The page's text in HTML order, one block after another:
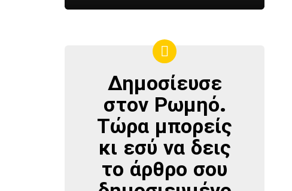
ΔΗΜΟΣΊΕΥΣΕ
ΣΤΟΝ
ΡΩΜΗΌ
Δημοσίευσε
στον Ρωμηό.
Τώρα μπορείς
κι εσύ να δεις
το άρθρο σου